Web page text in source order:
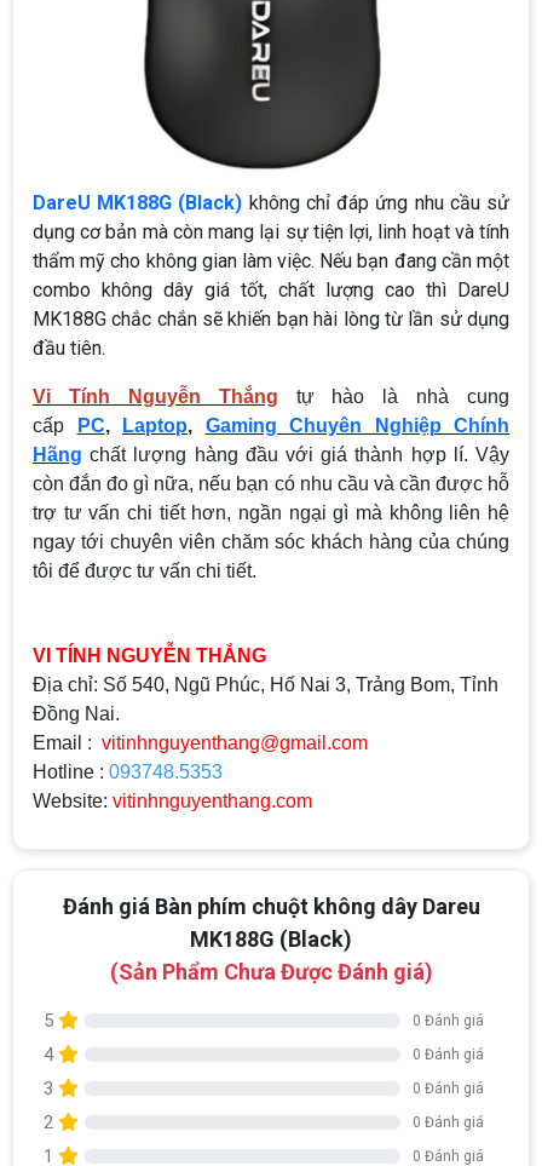
DareU MK188G (Black) không chỉ đáp ứng nhu cầu sử
dụng cơ bản mà còn mang lại sự tiện lợi, linh hoạt và tính
thẩm mỹ cho không gian làm việc. Nếu bạn đang cần một
combo không dây giá tốt, chất lượng cao thì DareU
MK188G chắc chắn sẽ khiến bạn hài lòng từ lần sử dụng
đầu tiên.
Vi Tính Nguyễn Thắng tự hào là nhà cung
cấp
PC, Laptop, Gaming Chuyên Nghiệp Chính
Hãng chất lượng hàng đầu với giá thành hợp lí. Vậy
còn đắn đo gì nữa, nếu bạn có nhu cầu và cần được hỗ
trợ tư vấn chi tiết hơn, ngần ngại gì mà không liên hệ
ngay tới chuyên viên chăm sóc khách hàng của chúng
tôi để được tư vấn chi tiết.
VI TÍNH NGUYỄN THẮNG
Địa chỉ: Số 540, Ngũ Phúc, Hố Nai 3, Trảng Bom, Tỉnh
Đồng Nai.
Email : vitinhnguyenthang@gmail.com
Hotline : 093748.5353
Website: vitinhnguyenthang.com
Đánh giá Bàn phím chuột không dây Dareu
MK188G (Black)
(Sản Phẩm Chưa Được Đánh giá)
5 0 Đánh giá
4 0 Đánh giá
3 0 Đánh giá
2 0 Đánh giá
1 0 Đánh giá